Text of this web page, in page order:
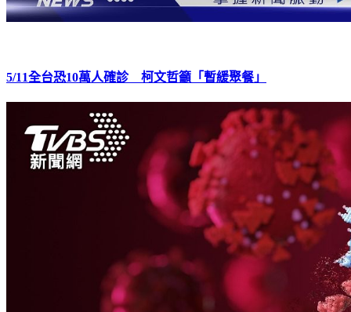
5/11全台恐10萬人確診 柯文哲籲「暫緩聚餐」